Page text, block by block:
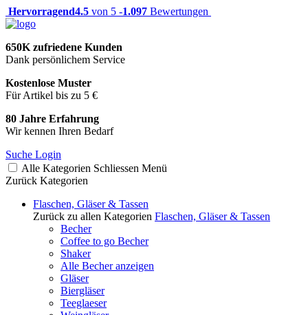
Hervorragend4.5 von 5 -1.097 Bewertungen
650K zufriedene Kunden
Dank persönlichem Service
Kostenlose Muster
Für Artikel bis zu 5 €
80 Jahre Erfahrung
Wir kennen Ihren Bedarf
Suche Login
Alle Kategorien Schliessen Menü
Zurück Kategorien
Flaschen, Gläser & Tassen
Zurück zu allen Kategorien Flaschen, Gläser & Tassen
Becher
Coffee to go Becher
Shaker
Alle Becher anzeigen
Gläser
Biergläser
Teeglaeser